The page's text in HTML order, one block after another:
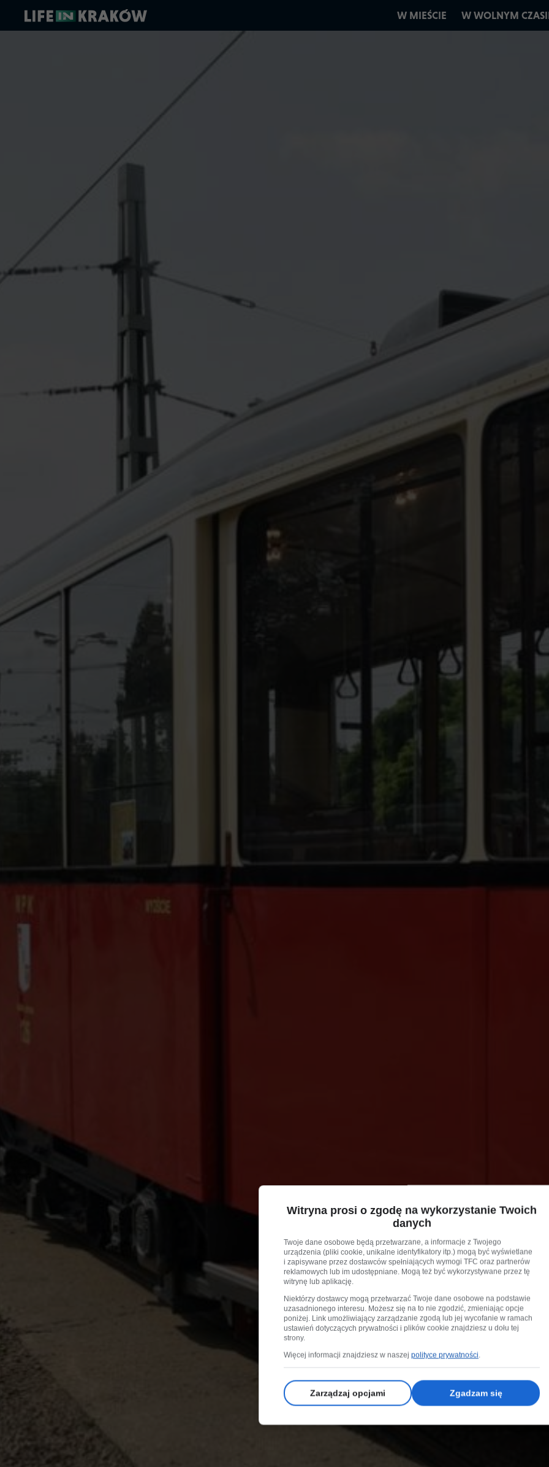
W MIEŚCIE W WOLNYM
Witryna prosi o zgodę na wykorzystanie Twoich
danych
Twoje dane osobowe będą przetwarzane, a informacje z Twojego
urządzenia (pliki cookie, unikalne identyfikatory itp.) mogą być wyświetlane
i zapisywane przez dostawców spełniających wymogi TFC oraz partnerów
reklamowych lub im udostępniane. Mogą też być wykorzystywane przez tę
witrynę lub aplikację.
Niektórzy dostawcy mogą przetwarzać Twoje dane osobowe na podstawie
uzasadnionego interesu. Możesz się na to nie zgodzić, zmieniając opcje
poniżej. Link umożliwiający zarządzanie zgodą lub jej wycofanie w ramach
ustawień dotyczących prywatności i plików cookie znajdziesz u dołu tej
strony.
Więcej informacji znajdziesz w naszej polityce prywatności.
Zarządzaj opcjami Zgadzam się